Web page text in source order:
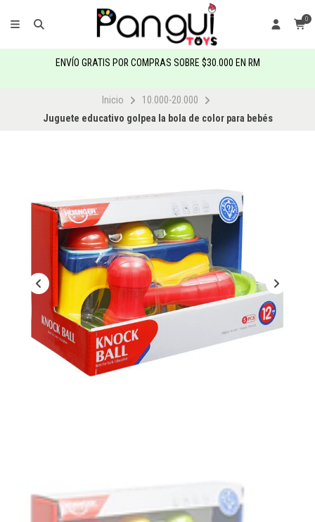
0
ENVÍO GRATIS POR COMPRAS SOBRE $30.000 EN RM
Inicio
10.000-20.000
Juguete educativo golpea la bola de color para bebés